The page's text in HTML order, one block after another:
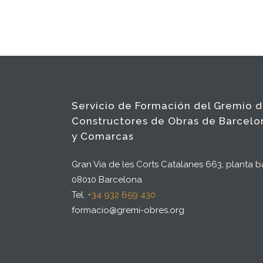
Servicio de Formación del Gremio
Constructores de Obras de
y Comarcas
Gran Via de les Corts Catalanes 663, planta
08010 Barcelona
Tel. +34 932 659 430
formacio@gremi-obres.org